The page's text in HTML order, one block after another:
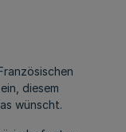
diesem
wünscht.